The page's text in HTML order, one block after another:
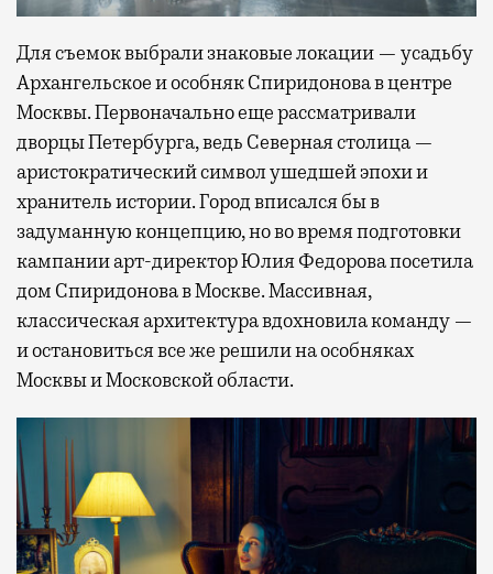
Для съемок выбрали знаковые локации — усадьбу
Архангельское и особняк Спиридонова в центре
Москвы. Первоначально еще рассматривали
дворцы Петербурга, ведь Северная столица —
аристократический символ ушедшей эпохи и
хранитель истории. Город вписался бы в
задуманную концепцию, но во время подготовки
кампании арт-директор Юлия Федорова посетила
дом Спиридонова в Москве. Массивная,
классическая архитектура вдохновила команду —
и остановиться все же решили на особняках
Москвы и Московской области.